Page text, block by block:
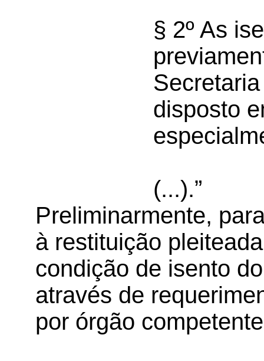
§ 2º As
disposto
(...).”
Preliminarmente,
à restituição
condição de isento
através de
por órgão